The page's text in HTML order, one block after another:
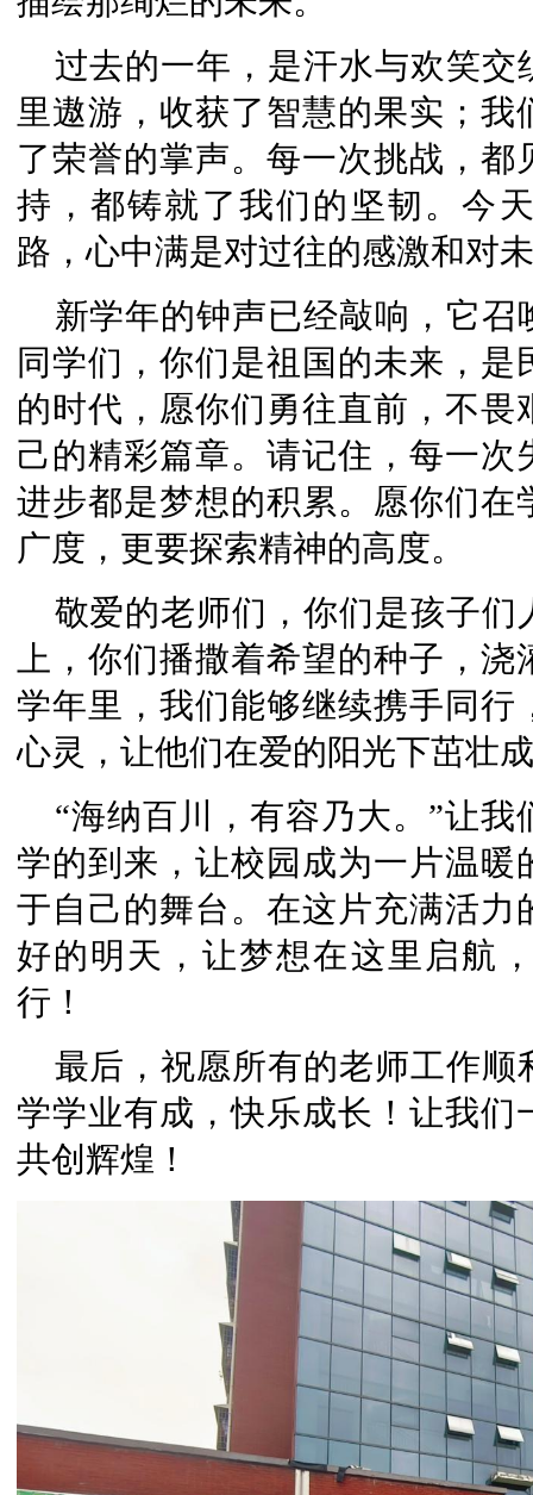
过去的一年，是汗水与欢笑
里遨游，收获了智慧的果实；
了荣誉的掌声。每一次挑战，
持，都铸就了我们的坚韧。今
路，心中满是对过往的感激和对
新学年的钟声已经敲响，它
同学们，你们是祖国的未来，
的时代，愿你们勇往直前，不
己的精彩篇章。请记住，每一
进步都是梦想的积累。愿你们
广度，更要探索精神的高度。
敬爱的老师们，你们是孩子
上，你们播撒着希望的种子，
学年里，我们能够继续携手同
心灵，让他们在爱的阳光下茁壮
“海纳百川，有容乃大。”让
学的到来，让校园成为一片温
于自己的舞台。在这片充满活
好的明天，让梦想在这里启航
行！
最后，祝愿所有的老师工作
学学业有成，快乐成长！让我
共创辉煌！